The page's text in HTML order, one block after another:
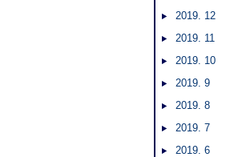
2019. 12
2019. 11
2019. 10
2019. 9
2019. 8
2019. 7
2019. 6